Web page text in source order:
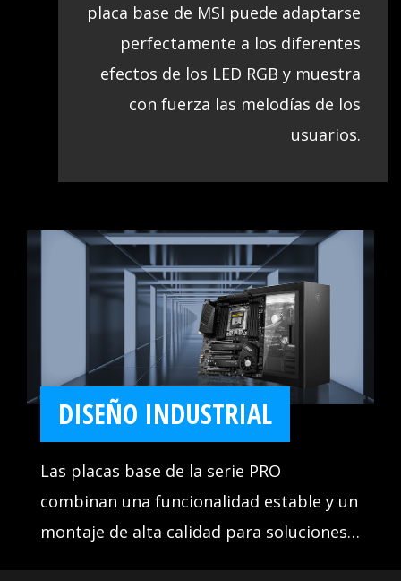
placa base de MSI puede adaptarse
perfectamente a los diferentes
efectos de los LED RGB y muestra
con fuerza las melodías de los
usuarios.
DISEÑO INDUSTRIAL
Las placas base de la serie PRO
combinan una funcionalidad estable y un
montaje de alta calidad para soluciones